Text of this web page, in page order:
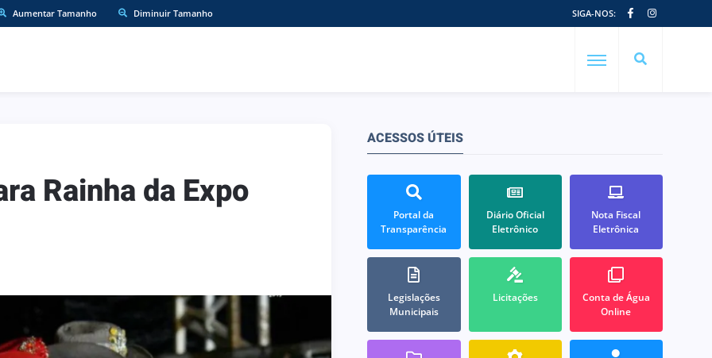
Aumentar Tamanho Diminuir Tamanho SIGA-NOS:
Rainha da Expo
ACESSOS ÚTEIS
Portal da
Transparência
Diário Oficial
Eletrônico
Nota Fiscal
Eletrônica
Legislações
Municipais
Licitações
Conta de Água
Online